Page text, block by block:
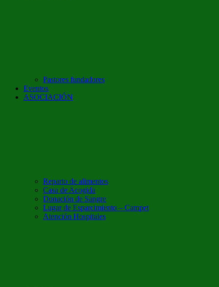
Pastores fundadores
Eventos
ASOCIACIÓN
Reparto de alimentos
Casa de Acogida
Donación de Sangre
Lugar de Esparcimiento – Campet
Atención Hospitales